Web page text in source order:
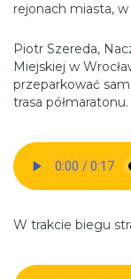
rejonach miasta,
Piotr Szereda,
Miejskiej w
przeparkować
trasa półmaratonu.
W trakcie biegu